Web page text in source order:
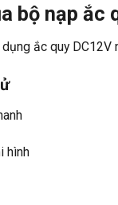
bộ nạp ắc
ắc quy DC12V
hình